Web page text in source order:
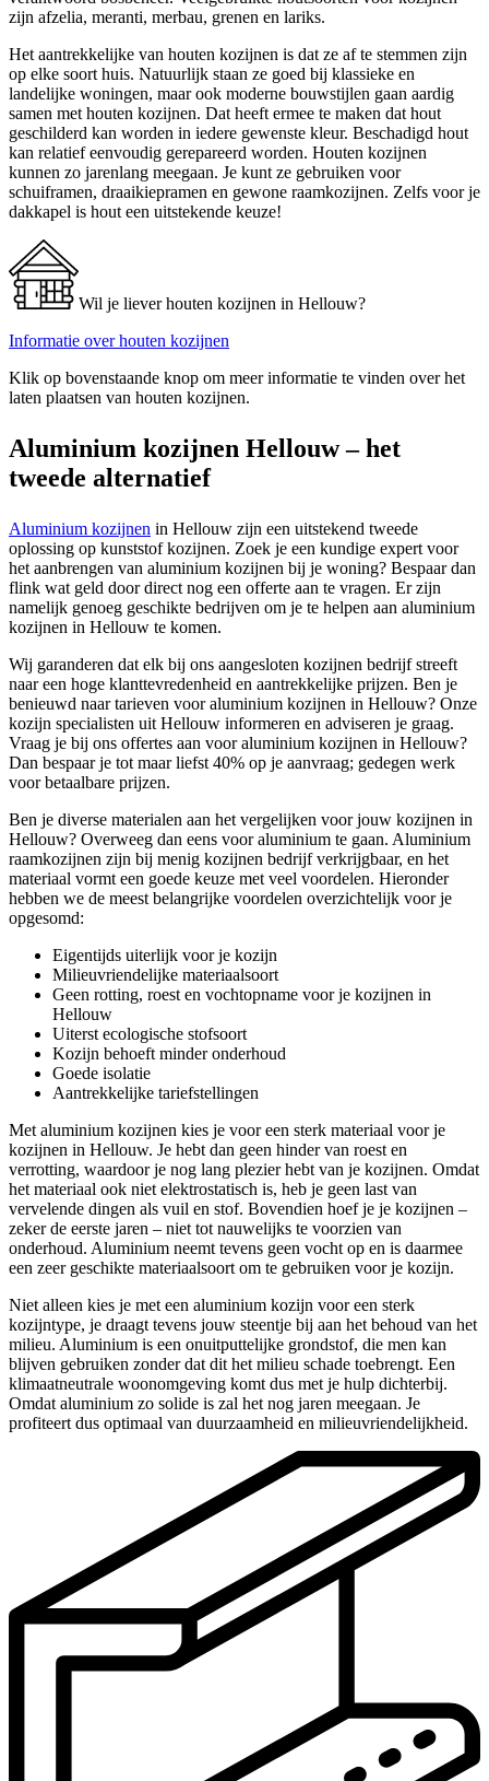
zijn afzelia, meranti, merbau, grenen en lariks.
Het aantrekkelijke van houten kozijnen is dat ze af te stemmen zijn
op elke soort huis. Natuurlijk staan ze goed bij klassieke en
landelijke woningen, maar ook moderne bouwstijlen gaan aardig
samen met houten kozijnen. Dat heeft ermee te maken dat hout
geschilderd kan worden in iedere gewenste kleur. Beschadigd hout
kan relatief eenvoudig gerepareerd worden. Houten kozijnen
kunnen zo jarenlang meegaan. Je kunt ze gebruiken voor
schuiframen, draaikiepramen en gewone raamkozijnen. Zelfs voor je
dakkapel is hout een uitstekende keuze!
Wil je liever houten kozijnen in Hellouw?
Informatie over houten kozijnen
Klik op bovenstaande knop om meer informatie te vinden over het
laten plaatsen van houten kozijnen.
Aluminium kozijnen Hellouw – het
tweede alternatief
Aluminium kozijnen in Hellouw zijn een uitstekend tweede
oplossing op kunststof kozijnen. Zoek je een kundige expert voor
het aanbrengen van aluminium kozijnen bij je woning? Bespaar dan
flink wat geld door direct nog een offerte aan te vragen. Er zijn
namelijk genoeg geschikte bedrijven om je te helpen aan aluminium
kozijnen in Hellouw te komen.
Wij garanderen dat elk bij ons aangesloten kozijnen bedrijf streeft
naar een hoge klanttevredenheid en aantrekkelijke prijzen. Ben je
benieuwd naar tarieven voor aluminium kozijnen in Hellouw? Onze
kozijn specialisten uit Hellouw informeren en adviseren je graag.
Vraag je bij ons offertes aan voor aluminium kozijnen in Hellouw?
Dan bespaar je tot maar liefst 40% op je aanvraag; gedegen werk
voor betaalbare prijzen.
Ben je diverse materialen aan het vergelijken voor jouw kozijnen in
Hellouw? Overweeg dan eens voor aluminium te gaan. Aluminium
raamkozijnen zijn bij menig kozijnen bedrijf verkrijgbaar, en het
materiaal vormt een goede keuze met veel voordelen. Hieronder
hebben we de meest belangrijke voordelen overzichtelijk voor je
opgesomd:
Eigentijds uiterlijk voor je kozijn
Milieuvriendelijke materiaalsoort
Geen rotting, roest en vochtopname voor je kozijnen in
Hellouw
Uiterst ecologische stofsoort
Kozijn behoeft minder onderhoud
Goede isolatie
Aantrekkelijke tariefstellingen
Met aluminium kozijnen kies je voor een sterk materiaal voor je
kozijnen in Hellouw. Je hebt dan geen hinder van roest en
verrotting, waardoor je nog lang plezier hebt van je kozijnen. Omdat
het materiaal ook niet elektrostatisch is, heb je geen last van
vervelende dingen als vuil en stof. Bovendien hoef je je kozijnen –
zeker de eerste jaren – niet tot nauwelijks te voorzien van
onderhoud. Aluminium neemt tevens geen vocht op en is daarmee
een zeer geschikte materiaalsoort om te gebruiken voor je kozijn.
Niet alleen kies je met een aluminium kozijn voor een sterk
kozijntype, je draagt tevens jouw steentje bij aan het behoud van het
milieu. Aluminium is een onuitputtelijke grondstof, die men kan
blijven gebruiken zonder dat dit het milieu schade toebrengt. Een
klimaatneutrale woonomgeving komt dus met je hulp dichterbij.
Omdat aluminium zo solide is zal het nog jaren meegaan. Je
profiteert dus optimaal van duurzaamheid en milieuvriendelijkheid.